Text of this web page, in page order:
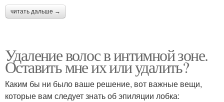
читать дальше →
Удаление волос в интимной зоне.
Оставить мне их или удалить?
Каким бы ни было ваше решение, вот важные вещи,
которые вам следует знать об эпиляции лобка: